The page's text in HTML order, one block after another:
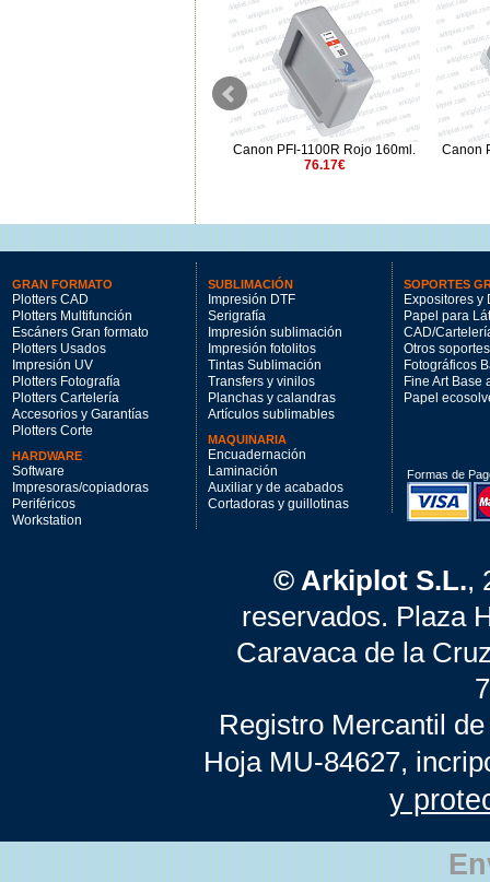
Canon PFI-1700GY gris 700ml.
Canon PFI-1100R Rojo 160ml.
76.17€
Canon
GRAN FORMATO
Plotters CAD
Plotters Multifunción
Escáners Gran formato
Plotters Usados
Impresión UV
Plotters Fotografía
Plotters Cartelería
Accesorios y Garantías
Plotters Corte
HARDWARE
Software
Impresoras/copiadoras
Periféricos
Workstation
SUBLIMACIÓN
Impresión DTF
Serigrafía
Impresión sublimación
Impresión fotolitos
Tintas Sublimación
Transfers y vinilos
Planchas y calandras
Artículos sublimables
MAQUINARIA
Encuadernación
Laminación
Auxiliar y de acabados
Cortadoras y guillotinas
SOPORTES
Expositores y
Papel para
CAD/
Otros soportes
Fotográficos
Fine Art Base
Papel
Formas de
© Arkiplot S.L.,
reservados. Plaza
Caravaca de la
Registro Mercantil
Hoja MU-84627,
y